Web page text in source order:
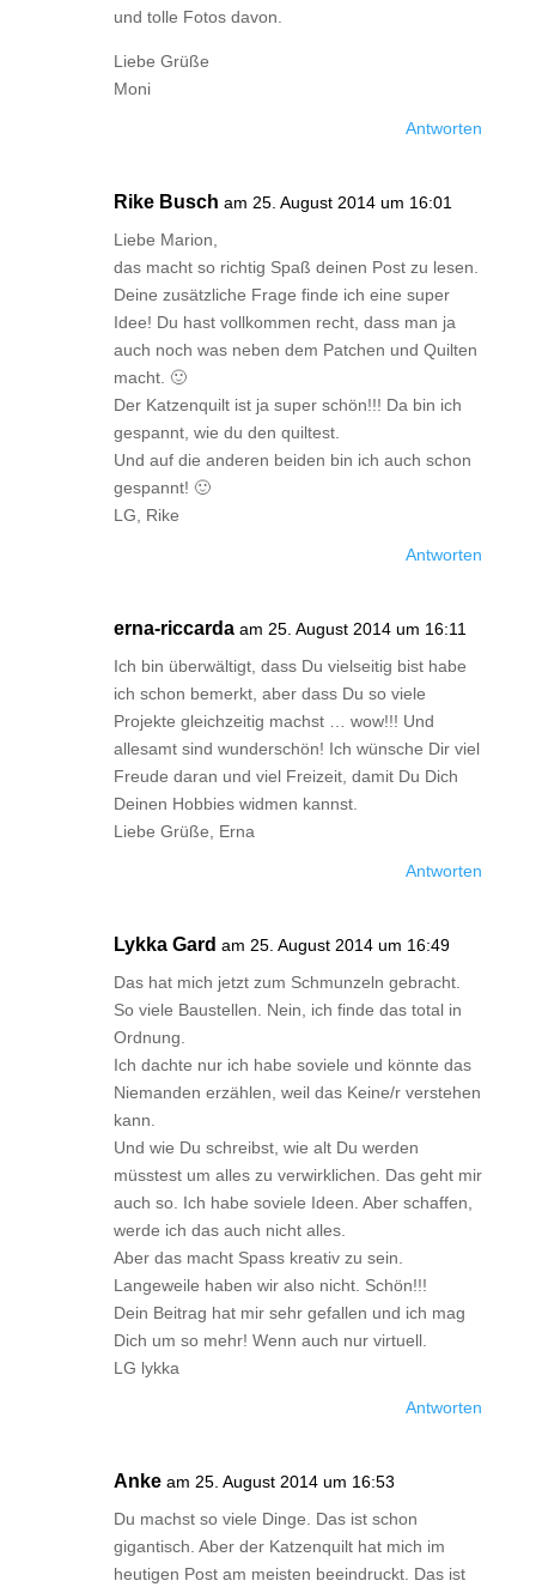
und tolle Fotos davon.
Liebe Grüße
Moni
Antworten
Rike Busch am 25. August 2014 um 16:01
Liebe Marion,
das macht so richtig Spaß deinen Post zu lesen.
Deine zusätzliche Frage finde ich eine super
Idee! Du hast vollkommen recht, dass man ja
auch noch was neben dem Patchen und Quilten
macht. 🙂
Der Katzenquilt ist ja super schön!!! Da bin ich
gespannt, wie du den quiltest.
Und auf die anderen beiden bin ich auch schon
gespannt! 🙂
LG, Rike
Antworten
erna-riccarda am 25. August 2014 um 16:11
Ich bin überwältigt, dass Du vielseitig bist habe
ich schon bemerkt, aber dass Du so viele
Projekte gleichzeitig machst … wow!!! Und
allesamt sind wunderschön! Ich wünsche Dir viel
Freude daran und viel Freizeit, damit Du Dich
Deinen Hobbies widmen kannst.
Liebe Grüße, Erna
Antworten
Lykka Gard am 25. August 2014 um 16:49
Das hat mich jetzt zum Schmunzeln gebracht.
So viele Baustellen. Nein, ich finde das total in
Ordnung.
Ich dachte nur ich habe soviele und könnte das
Niemanden erzählen, weil das Keine/r verstehen
kann.
Und wie Du schreibst, wie alt Du werden
müsstest um alles zu verwirklichen. Das geht mir
auch so. Ich habe soviele Ideen. Aber schaffen,
werde ich das auch nicht alles.
Aber das macht Spass kreativ zu sein.
Langeweile haben wir also nicht. Schön!!!
Dein Beitrag hat mir sehr gefallen und ich mag
Dich um so mehr! Wenn auch nur virtuell.
LG lykka
Antworten
Anke am 25. August 2014 um 16:53
Du machst so viele Dinge. Das ist schon
gigantisch. Aber der Katzenquilt hat mich im
heutigen Post am meisten beeindruckt. Das ist